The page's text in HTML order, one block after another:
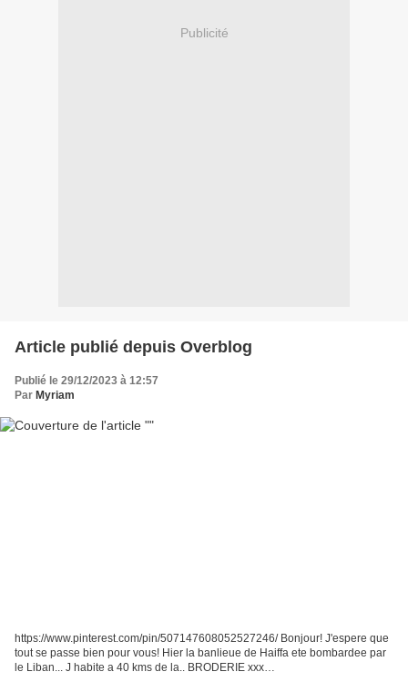
Publicité
Article publié depuis Overblog
Publié le 29/12/2023 à 12:57
Par Myriam
https://www.pinterest.com/pin/507147608052527246/ Bonjour! J'espere que
tout se passe bien pour vous! Hier la banlieue de Haiffa ete bombardee par
le Liban... J habite a 40 kms de la.. BRODERIE xxx